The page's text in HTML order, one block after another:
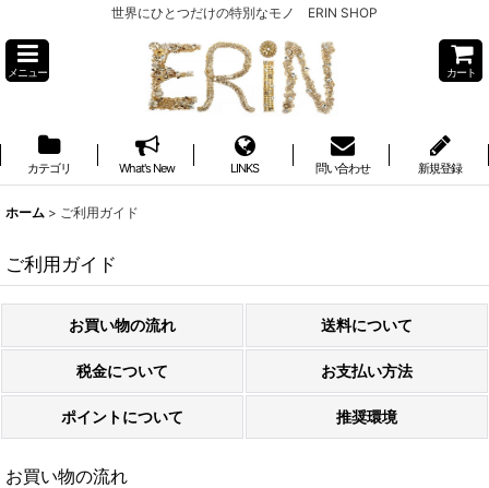
世界にひとつだけの特別なモノ ERIN SHOP
メニュー カート
カテゴリ What's New LINKS 問い合わせ 新規登録
ホーム > ご利用ガイド
ご利用ガイド
お買い物の流れ 送料について
税金について お支払い方法
ポイントについて 推奨環境
お買い物の流れ